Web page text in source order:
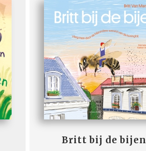
Britt bij de bijen